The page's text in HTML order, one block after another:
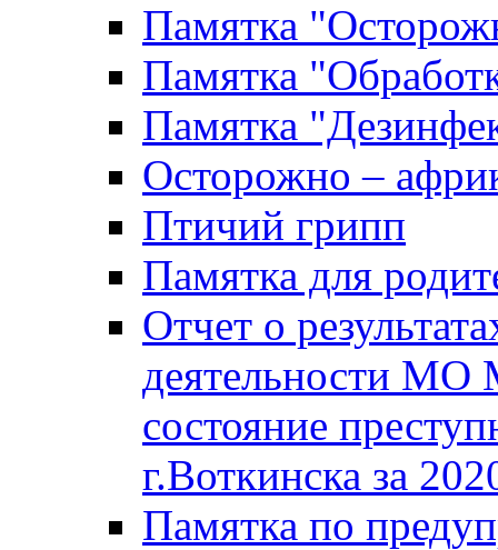
Памятка
Памятка
Памятка
Осторожно –
Птичий грипп
Памятка для
Отчет о
деятельности МО
состояние
г.Воткинска за
Памятка по